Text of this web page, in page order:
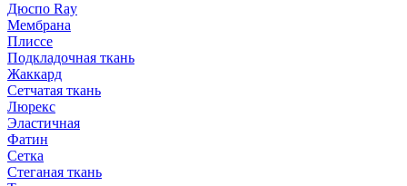
Дюспо Ray
Мембрана
Плиссе
Подкладочная ткань
Жаккард
Сетчатая ткань
Люрекс
Эластичная
Фатин
Сетка
Стеганая ткань